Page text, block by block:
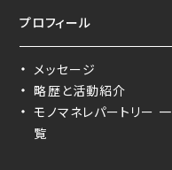
プロフィール
・ メッセージ
・ 略歴と活動紹介
・ モノマネレパートリー 一
覧